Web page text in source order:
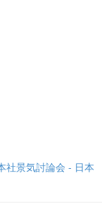
社景気討論会 - 日本